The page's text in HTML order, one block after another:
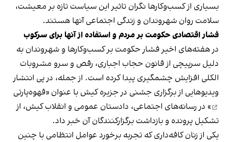
بسیاری از کسب‌وکارها نگران تاثیر این سیاست‌ تازه بر معیشت،
سلامت روان شهروندان و زندگی اجتماعی آنها هستند.
فشار اقتصادی حکومت بر مردم و استفاده از آنها برای سرکوب
در هفته‌های اخیر فشار حکومت بر کسب‌وکارها و شهروندان به
دلیل سرپیچی از قانون حجاب اجباری، رقص و سرو مشروبات
الکلی افزایش چشمگیری پیدا کرده است. از جمله، در پی انتشار
ویدیوهایی از برگزاری جشنی در جزیره کیش با عنوان «قهوه‌پارتی
» در رسانه‌های اجتماعی، دادستان عمومی و انقلاب کیش، از
تشکیل پرونده و بازداشت برگزارکنندگان آن خبر داد.
یکی از زنان کافه‌داری که تجربه برخورد عوامل انتظامی با چنین